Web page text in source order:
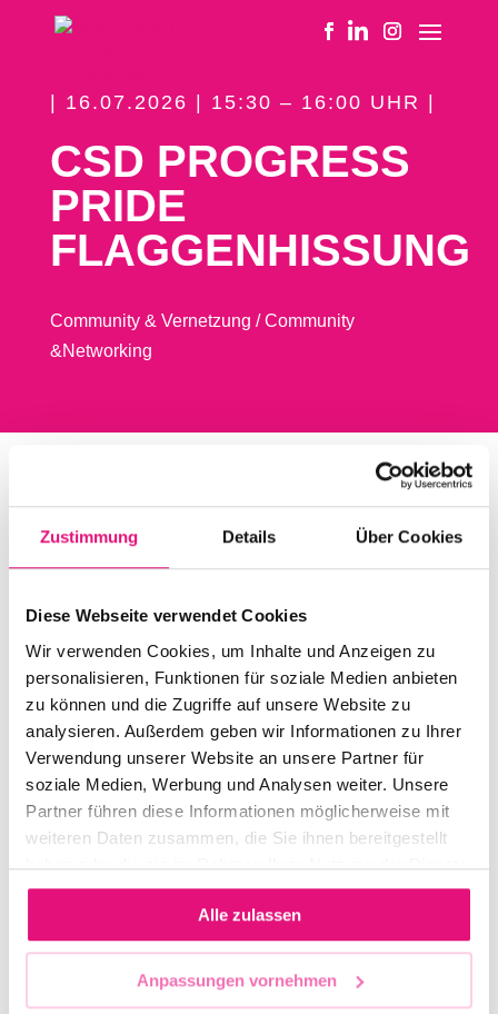
Zustimmung Details Über Cookies
Diese Webseite verwendet Cookies
Wir verwenden Cookies, um Inhalte und Anzeigen zu
personalisieren, Funktionen für soziale Medien anbieten
zu können und die Zugriffe auf unsere Website zu
analysieren. Außerdem geben wir Informationen zu Ihrer
Verwendung unserer Website an unsere Partner für
soziale Medien, Werbung und Analysen weiter. Unsere
Partner führen diese Informationen möglicherweise mit
weiteren Daten zusammen, die Sie ihnen bereitgestellt
haben oder die sie im Rahmen Ihrer Nutzung der Dienste
gesammelt haben.
Alle zulassen
Anpassungen vornehmen
| 16.07.2026 | 15:30 – 16:00 UHR |
CSD PROGRESS
PRIDE
FLAGGENHISSUNG
Community & Vernetzung / Community
&Networking
Flaggenhissung an
Berlin Mitte: Wedding,
Tiergarten und Mitte.
Teilnehmende unter
anderem:
Bezirksbürgermeisterin
Frau Remlinger.
WANN
WO
Bezirksamt Mitte,
Rathaus
Tiergarten,
Mathilde-Jacob-
Platz 1, 10551